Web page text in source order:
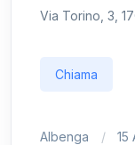
Via Torino, 3,
Chiama
Albenga 15